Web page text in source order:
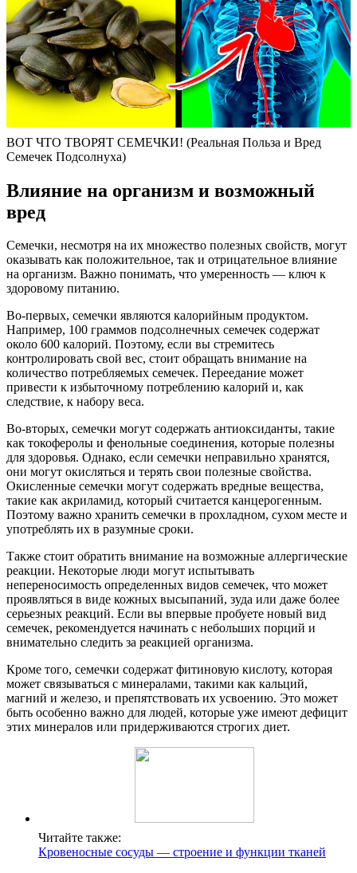
ВОТ ЧТО ТВОРЯТ СЕМЕЧКИ! (Реальная Польза и Вред
Семечек Подсолнуха)
Влияние на организм и возможный
вред
Семечки, несмотря на их множество полезных свойств, могут
оказывать как положительное, так и отрицательное влияние
на организм. Важно понимать, что умеренность — ключ к
здоровому питанию.
Во-первых, семечки являются калорийным продуктом.
Например, 100 граммов подсолнечных семечек содержат
около 600 калорий. Поэтому, если вы стремитесь
контролировать свой вес, стоит обращать внимание на
количество потребляемых семечек. Переедание может
привести к избыточному потреблению калорий и, как
следствие, к набору веса.
Во-вторых, семечки могут содержать антиоксиданты, такие
как токоферолы и фенольные соединения, которые полезны
для здоровья. Однако, если семечки неправильно хранятся,
они могут окисляться и терять свои полезные свойства.
Окисленные семечки могут содержать вредные вещества,
такие как акриламид, который считается канцерогенным.
Поэтому важно хранить семечки в прохладном, сухом месте и
употреблять их в разумные сроки.
Также стоит обратить внимание на возможные аллергические
реакции. Некоторые люди могут испытывать
непереносимость определенных видов семечек, что может
проявляться в виде кожных высыпаний, зуда или даже более
серьезных реакций. Если вы впервые пробуете новый вид
семечек, рекомендуется начинать с небольших порций и
внимательно следить за реакцией организма.
Кроме того, семечки содержат фитиновую кислоту, которая
может связываться с минералами, такими как кальций,
магний и железо, и препятствовать их усвоению. Это может
быть особенно важно для людей, которые уже имеют дефицит
этих минералов или придерживаются строгих диет.
Читайте также:
Кровеносные сосуды — строение и функции тканей